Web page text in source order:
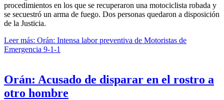
procedimientos en los que se recuperaron una motociclista robada y
se secuestró un arma de fuego. Dos personas quedaron a disposición
de la Justicia.
Leer más: Orán: Intensa labor preventiva de Motoristas de
Emergencia 9-1-1
Orán: Acusado de disparar en el rostro a
otro hombre